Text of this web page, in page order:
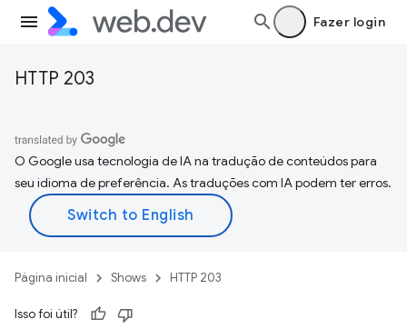
Fazer login
HTTP 203
O Google usa tecnologia de IA na tradução de conteúdos para
seu idioma de preferência. As traduções com IA podem ter erros.
Página inicial Shows HTTP 203
Isso foi útil?